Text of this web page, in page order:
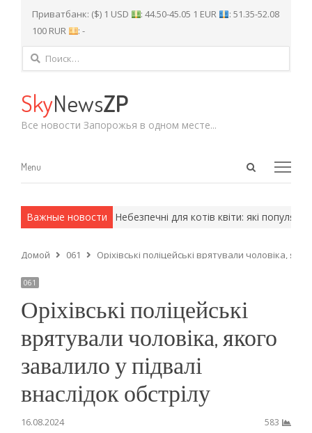
Приватбанк: ($) 1 USD : 44.50-45.05 1 EUR
: 51.35-52.08
100 RUR
: -
Найти:
SkyNewsZP
Все новости Запорожья в одном месте...
Open
Menu
Menu
Важные новости
методы. Небезпечні для котів квіти: які
Домой 061 Оріхівські поліцейські врятували чоловіка,
061
Оріхівські поліцейські
врятували чоловіка, якого
завалило у підвалі
внаслідок обстрілу
16.08.2024 583